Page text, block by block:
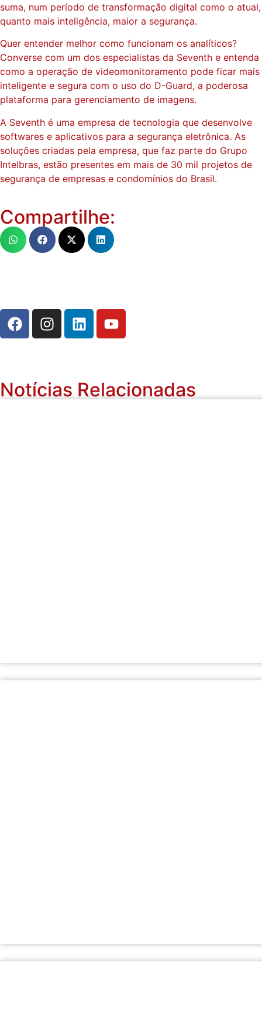
suma, num período de transformação digital como o atual,
quanto mais inteligência, maior a segurança.
Quer entender melhor como funcionam os analíticos?
Converse com um dos especialistas da Seventh e entenda
como a operação de videomonitoramento pode ficar mais
inteligente e segura com o uso do D-Guard, a poderosa
plataforma para gerenciamento de imagens.
A Seventh é uma empresa de tecnologia que desenvolve
softwares e aplicativos para a segurança eletrônica. As
soluções criadas pela empresa, que faz parte do Grupo
Intelbras, estão presentes em mais de 30 mil projetos de
segurança de empresas e condomínios do Brasil.
Compartilhe:
Notícias Relacionadas